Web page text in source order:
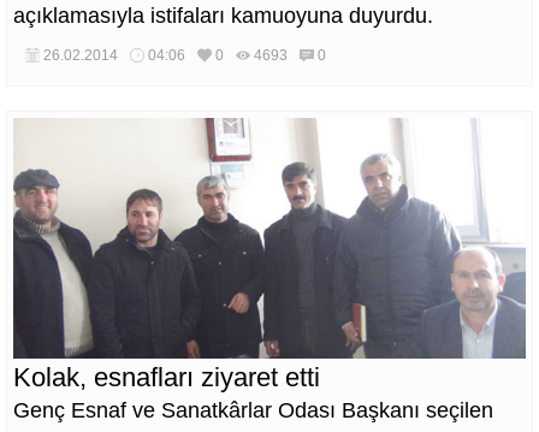
açıklamasıyla istifaları kamuoyuna duyurdu.
26.02.2014 04:06 0 4693 0
Kolak, esnafları ziyaret etti
Genç Esnaf ve Sanatkârlar Odası Başkanı seçilen